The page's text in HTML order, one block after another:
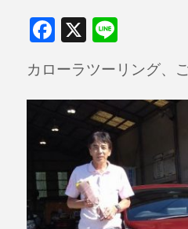
F
a
c
e
b
o
k
X Li
n
e
カローラツーリング、